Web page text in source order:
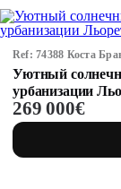
Ref: 74388 Коста
Уютный
урбанизации
269 000€